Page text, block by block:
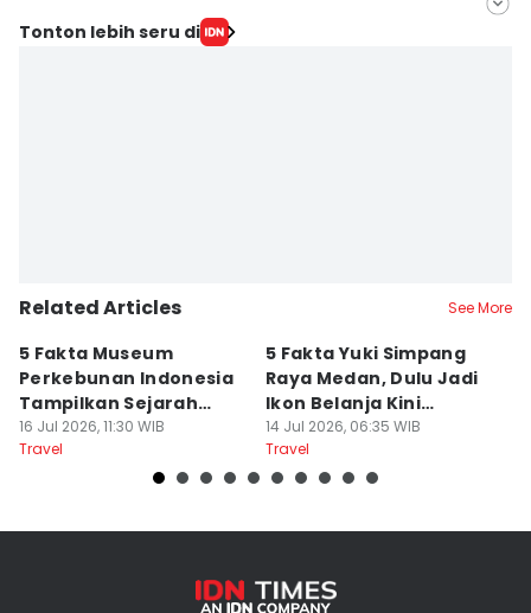
Editor
Tonton lebih seru di
Related Articles See More
5 Fakta Museum
Perkebunan Indonesia
Tampilkan Sejarah
Tanah Deli
16 Jul 2026, 11:30 WIB
Travel
5 Fakta Yuki Simpang
Raya Medan, Dulu Jadi
Ikon Belanja Kini
Ditinggalkan
14 Jul 2026, 06:35 WIB
Travel